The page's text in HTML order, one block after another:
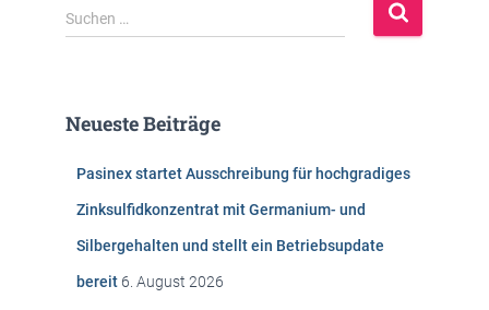
S
u
n
Suchen …
Neueste Beiträge
Pasinex startet Ausschreibung für hochgradiges
Zinksulfidkonzentrat mit Germanium- und
Silbergehalten und stellt ein Betriebsupdate
bereit 6. August 2026